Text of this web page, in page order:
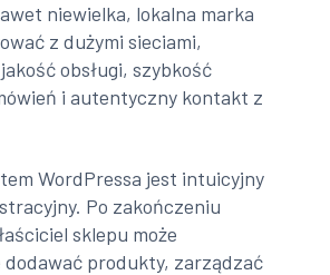
niewielka, lokalna marka
z dużymi sieciami,
obsługi, szybkość
i autentyczny kontakt z
WordPressa jest intuicyjny
Po zakończeniu
sklepu może
dodawać produkty, zarządzać